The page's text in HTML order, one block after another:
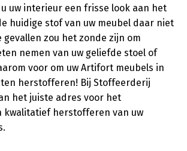
uw interieur een frisse look aan het
huidige stof van uw meubel daar niet
gevallen zou het zonde zijn om
nemen van uw geliefde stoel of
voor om uw Artifort meubels in
herstofferen! Bij Stoffeerderij
het juiste adres voor het
kwalitatief herstofferen van uw